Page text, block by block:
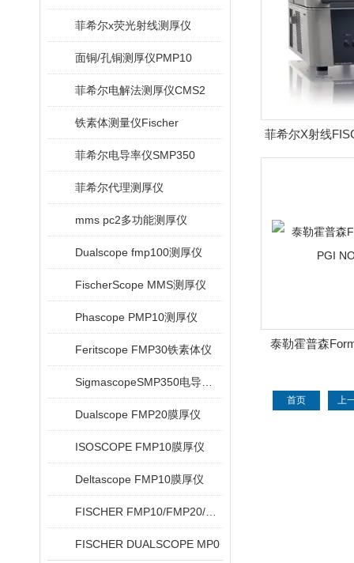
菲希尔x荧光射线测厚仪
面铜/孔铜测厚仪PMP10
菲希尔电解法测厚仪CMS2
铁素体测量仪Fischer
菲希尔电导率仪SMP350
菲希尔代理测厚仪
mms pc2多功能测厚仪
Dualscope fmp100测厚仪
FischerScope MMS测厚仪
Phascope PMP10测厚仪
Feritscope FMP30铁素体仪
Dualscope FMP20膜厚仪
ISOSCOPE FMP10膜厚仪
Deltascope FMP10膜厚仪
FISCHER DUALSCOPE MP0
菲希尔X射线
泰勒霍普森
首页 上